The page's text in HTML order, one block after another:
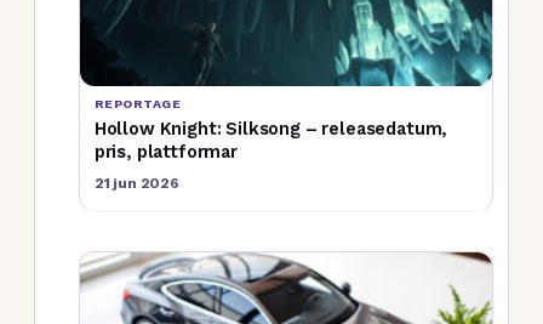
REPORTAGE
Hollow Knight: Silksong – releasedatum,
pris, plattformar
21 jun 2026